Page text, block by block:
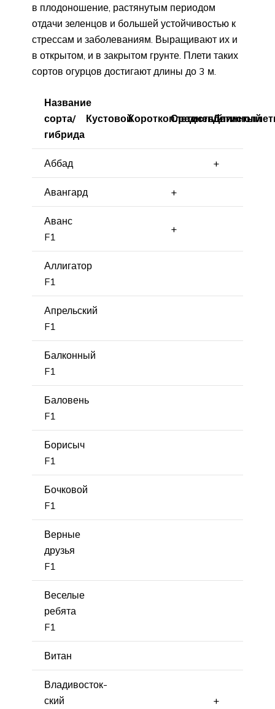
в плодоношение, растянутым периодом
отдачи зеленцов и большей устойчивостью к
стрессам и заболеваниям. Выращивают их и
в открытом, и в закрытом грунте. Плети таких
сортов огурцов достигают длины до 3 м.
Название
сорта/
гибрида
КустовойКороткоплетистый
Среднеплетистый
Аббад +
Авангард +
Аванс
F1
+
Аллигатор
F1
Апрельский
F1
Балконный
F1
Баловень
F1
Борисыч
F1
Бочковой
F1
Верные
друзья
F1
Веселые
ребята
F1
Витан
Владивосток-
ский
+